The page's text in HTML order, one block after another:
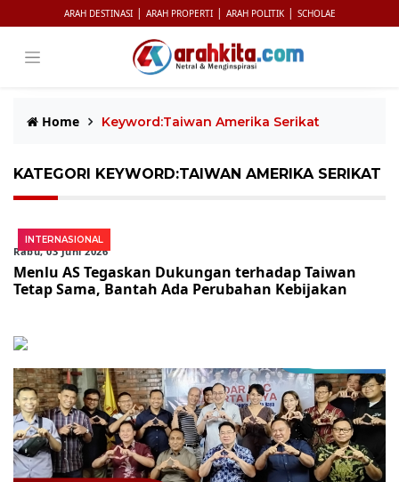
ARAH DESTINASI | ARAH PROPERTI | ARAH POLITIK | SCHOLAE
Home Keyword:Taiwan Amerika Serikat
KATEGORI KEYWORD:TAIWAN AMERIKA SERIKAT
INTERNASIONAL
Rabu, 03 Juni 2026
Menlu AS Tegaskan Dukungan terhadap Taiwan
Tetap Sama, Bantah Ada Perubahan Kebijakan